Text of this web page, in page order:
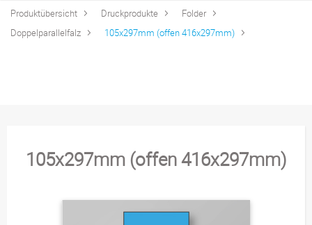
Produktübersicht Druckprodukte
Folder
Doppelparallelfalz
105x297mm (offen 416x297mm)
105x297mm (offen 416x297mm)